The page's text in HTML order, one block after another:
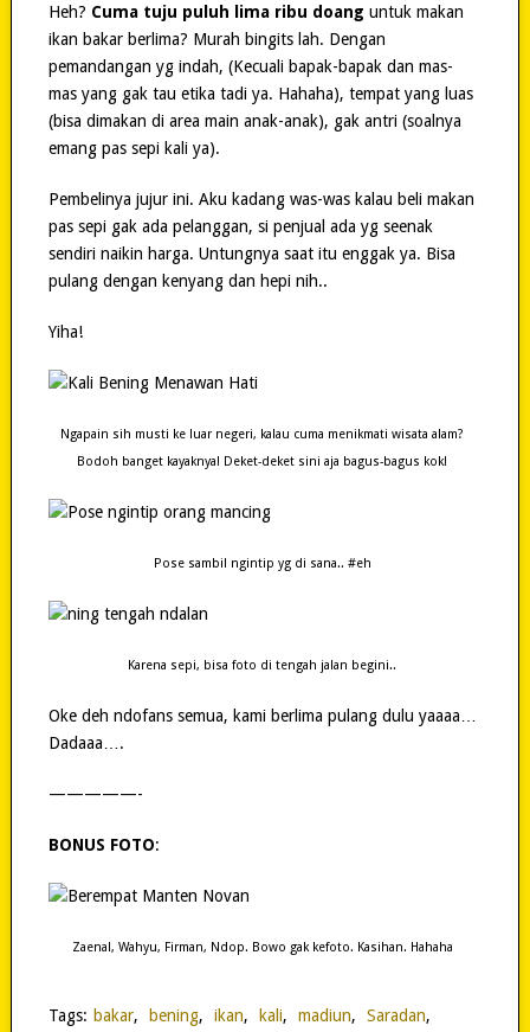
Heh? Cuma tuju puluh lima ribu doang untuk makan
ikan bakar berlima? Murah bingits lah. Dengan
pemandangan yg indah, (Kecuali bapak-bapak dan mas-
mas yang gak tau etika tadi ya. Hahaha), tempat yang luas
(bisa dimakan di area main anak-anak), gak antri (soalnya
emang pas sepi kali ya).
Pembelinya jujur ini. Aku kadang was-was kalau beli makan
pas sepi gak ada pelanggan, si penjual ada yg seenak
sendiri naikin harga. Untungnya saat itu enggak ya. Bisa
pulang dengan kenyang dan hepi nih..
Yiha!
Ngapain sih musti ke luar negeri, kalau cuma menikmati wisata alam?
Bodoh banget kayaknya! Deket-deket sini aja bagus-bagus kok!
Pose sambil ngintip yg di sana.. #eh
Karena sepi, bisa foto di tengah jalan begini..
Oke deh ndofans semua, kami berlima pulang dulu yaaaa…
Dadaaa….
—————-
BONUS FOTO:
Zaenal, Wahyu, Firman, Ndop. Bowo gak kefoto. Kasihan. Hahaha
Tags: bakar, bening, ikan, kali, madiun, Saradan,